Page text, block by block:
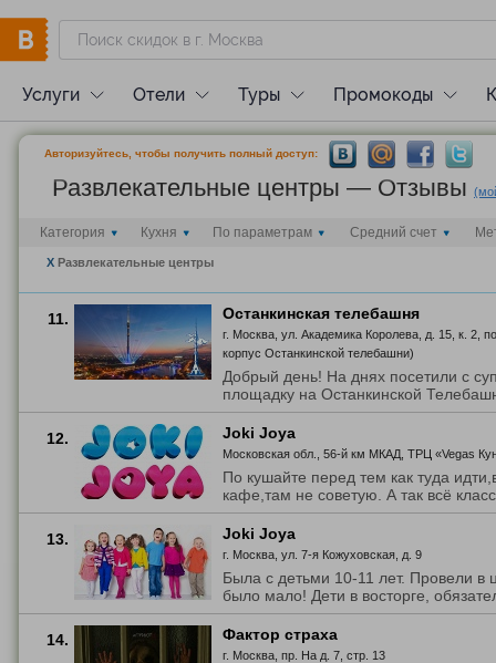
Услуги Отели Туры Промокоды
Авторизуйтесь, чтобы получить полный доступ:
Развлекательные центры — Отзывы
Категория Кухня По параметрам Средний счет
X Развлекательные центры
11. Останкинская телебашня
г. Москва, ул. Академика Королева, д. 15, к. 2,
корпус Останкинской телебашни)
Добрый день! На днях посетили с
площадку на Останкинской
12. Joki Joya
Московская обл., 56-й км МКАД, ТРЦ «Vegas
По кушайте перед тем как туда
кафе,там не советую. А так всё
13. Joki Joya
г. Москва, ул. 7-я Кожуховская, д. 9
Была с детьми 10-11 лет. Провели в
было мало! Дети в восторге,
14. Фактор страха
г. Москва, пр. На д. 7, стр. 13